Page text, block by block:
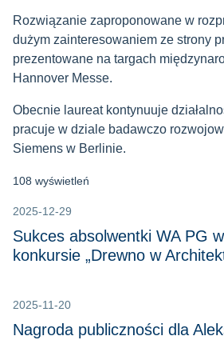
Rozwiązanie zaproponowane w
dużym zainteresowaniem ze strony
prezentowane na targach
Hannover Messe.
Obecnie laureat kontynuuje
pracuje w dziale badawczo
Siemens w Berlinie.
108 wyświetleń
2025-12-29
Sukces absolwentki WA PG
konkursie „Drewno w
2025-11-20
Nagroda publiczności dla